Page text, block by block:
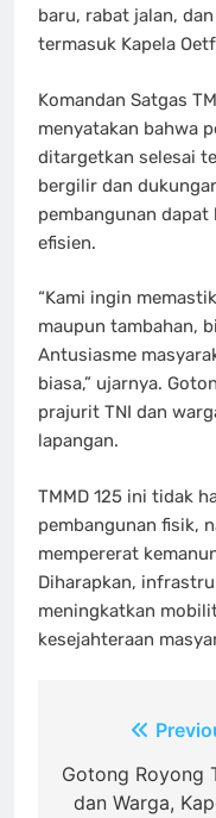
baru, rabat jalan,
termasuk Kapela
Komandan Satgas
menyatakan bahwa
ditargetkan selesai
bergilir dan
pembangunan
efisien.
“Kami ingin
maupun tambahan,
Antusiasme
biasa,” ujarnya.
prajurit TNI dan
lapangan.
TMMD 125 ini tidak
pembangunan fisik,
mempererat
Diharapkan,
meningkatkan
kesejahteraan
Navigasi
pos
Gotong Royong
dan Warga,